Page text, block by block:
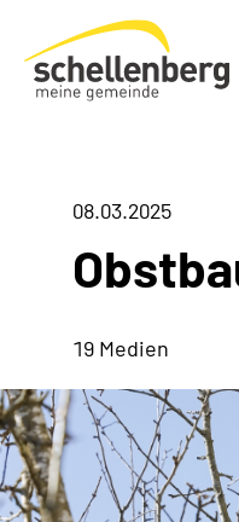
Gemeinde Schellenberg Startseite
08.03.2025
19 Medien